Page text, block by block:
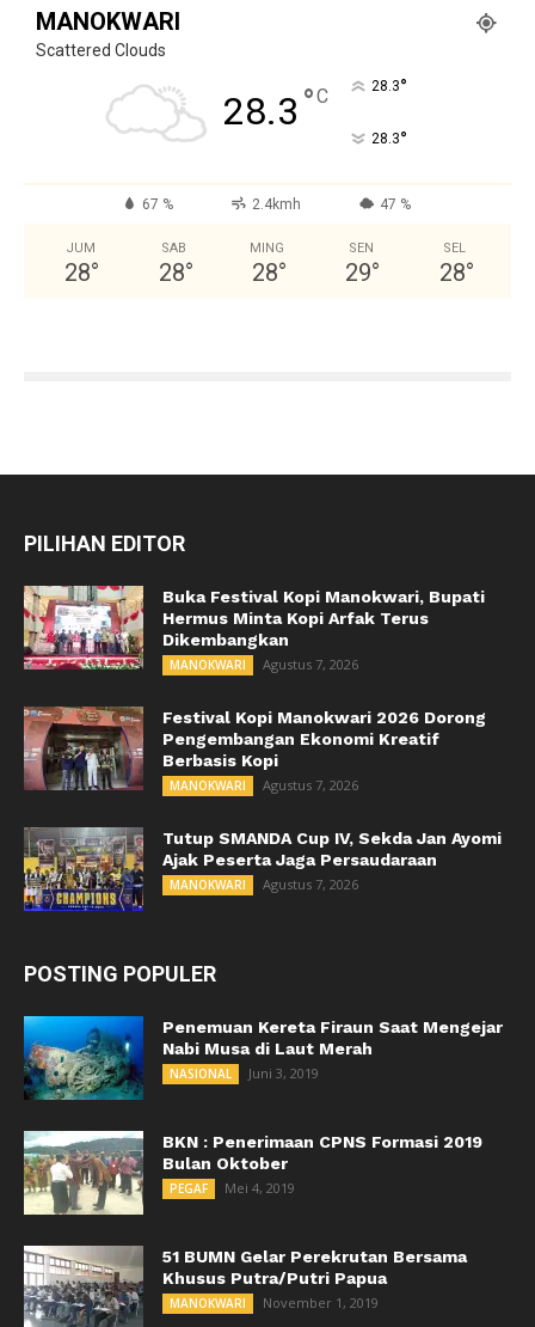
MANOKWARI
Scattered Clouds
28.3 °C 28.3°
28.3°
67 % 2.4kmh 47 %
JUM
28°
SAB
28°
MING
28°
SEN
29°
SEL
28°
PILIHAN EDITOR
Buka Festival Kopi Manokwari, Bupati
Hermus Minta Kopi Arfak Terus
Dikembangkan
MANOKWARI Agustus 7, 2026
Festival Kopi Manokwari 2026 Dorong
Pengembangan Ekonomi Kreatif
Berbasis Kopi
MANOKWARI Agustus 7, 2026
Tutup SMANDA Cup IV, Sekda Jan Ayomi
Ajak Peserta Jaga Persaudaraan
MANOKWARI Agustus 7, 2026
POSTING POPULER
Penemuan Kereta Firaun Saat Mengejar
Nabi Musa di Laut Merah
NASIONAL Juni 3, 2019
BKN : Penerimaan CPNS Formasi 2019
Bulan Oktober
PEGAF Mei 4, 2019
51 BUMN Gelar Perekrutan Bersama
Khusus Putra/Putri Papua
MANOKWARI November 1, 2019